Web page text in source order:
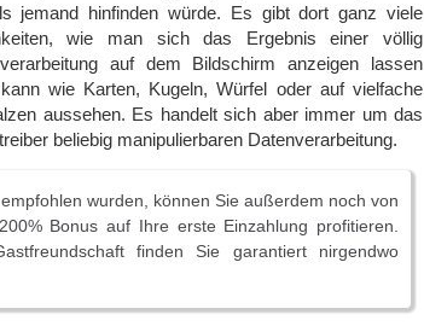
jemand hinfinden würde. Es gibt dort ganz viele
wie man sich das Ergebnis einer völlig
auf dem Bildschirm anzeigen lassen
wie Karten, Kugeln, Würfel oder auf vielfache
aussehen. Es handelt sich aber immer um das
beliebig manipulierbaren Datenverarbeitung.
wurden, können Sie außerdem noch von
Bonus auf Ihre erste Einzahlung profitieren.
finden Sie garantiert nirgendwo